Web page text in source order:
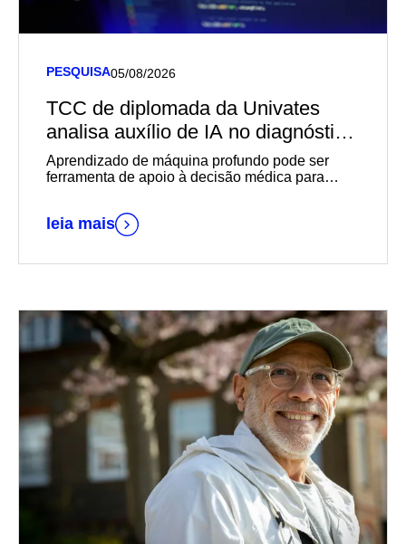
PESQUISA05/08/2026
TCC de diplomada da Univates
analisa auxílio de IA no diagnóstico
de câncer de mama
Aprendizado de máquina profundo pode ser
ferramenta de apoio à decisão médica para
leia mais